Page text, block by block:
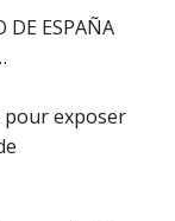
DE ESPAÑA
pour exposer